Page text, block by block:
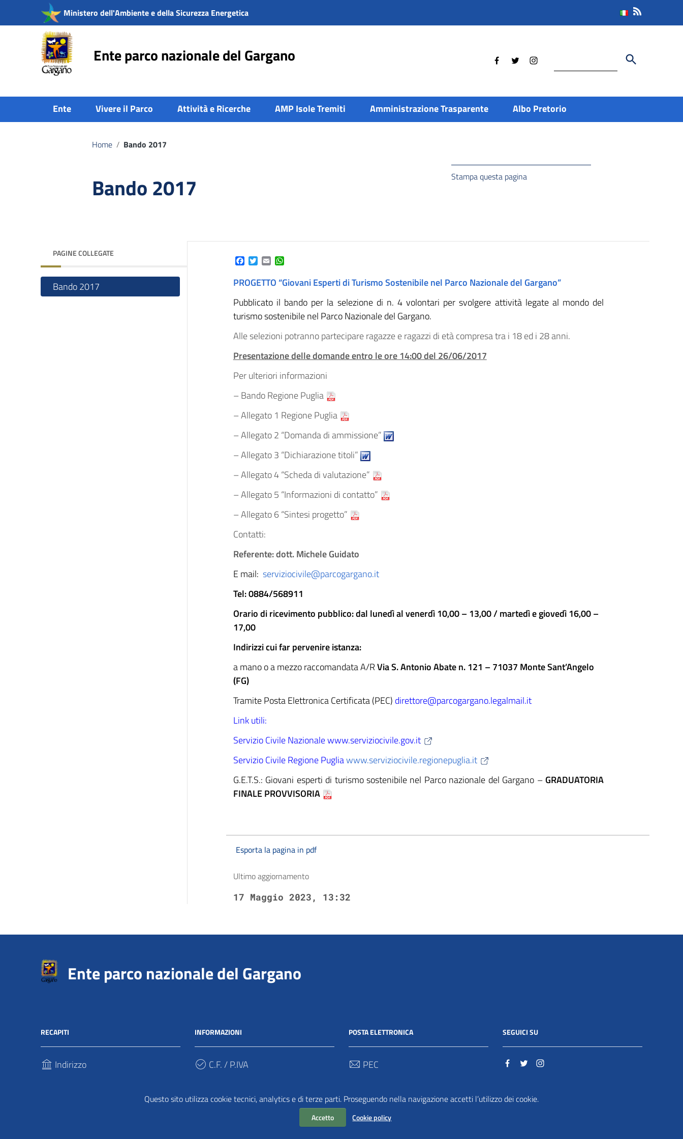
Questo sito utilizza cookie tecnici, analytics e di terze parti. Proseguendo nella navigazione accetti l’utilizzo dei cookie.
Accetto Cookie policy
Vai ai contenuti
Vai al menu di navigazione
Vai al footer
Ministero dell'Ambiente e della Sicurezza Energetica
Ente parco nazionale del Gargano Cerca
Ente Vivere il Parco Attività e Ricerche AMP Isole Tremiti Amministrazione Trasparente Albo Pretorio
Home / Bando 2017
Bando 2017 Stampa questa pagina
PAGINE COLLEGATE
Bando 2017
Facebook
Twitter
EmailWhatsApp
PROGETTO “Giovani Esperti di Turismo Sostenibile nel Parco Nazionale del Gargano”
Pubblicato il bando per la selezione di n. 4 volontari per svolgere attività legate al mondo del
turismo sostenibile nel Parco Nazionale del Gargano.
Alle selezioni potranno partecipare ragazze e ragazzi di età compresa tra i 18 ed i 28 anni.
Presentazione delle domande entro le ore 14:00 del 26/06/2017
Per ulteriori informazioni
– Bando Regione Puglia
– Allegato 1 Regione Puglia
– Allegato 2 “Domanda di ammissione”
– Allegato 3 “Dichiarazione titoli”
– Allegato 4 “Scheda di valutazione”
– Allegato 5 “Informazioni di contatto”
– Allegato 6 “Sintesi progetto”
Contatti:
Referente: dott. Michele Guidato
E mail: serviziocivile@parcogargano.it
Tel: 0884/568911
Orario di ricevimento pubblico: dal lunedì al venerdì 10,00 – 13,00 / martedì e giovedì 16,00 –
17,00
Indirizzi cui far pervenire istanza:
a mano o a mezzo raccomandata A/RVia S. Antonio Abate n. 121 – 71037 Monte Sant’Angelo
(FG)
Tramite Posta Elettronica Certificata (PEC) direttore@parcogargano.legalmail.it
Link utili:
Servizio Civile Nazionalewww.serviziocivile.gov.it
Servizio Civile Regione Pugliawww.serviziocivile.regionepuglia.it
G.E.T.S.: Giovani esperti di turismo sostenibile nel Parco nazionale del Gargano – GRADUATORIA
FINALE PROVVISORIA
Esporta la pagina in pdf
Ultimo aggiornamento
17 Maggio 2023, 13:32
Ente parco nazionale del Gargano
RECAPITI
Indirizzo
71037, Monte Sant'Angelo (Fg)
INFORMAZIONI
C.F. / P.IVA
Cod. Univoco
POSTA ELETTRONICA
PEC
TRASPARENZA
SEGUICI SU